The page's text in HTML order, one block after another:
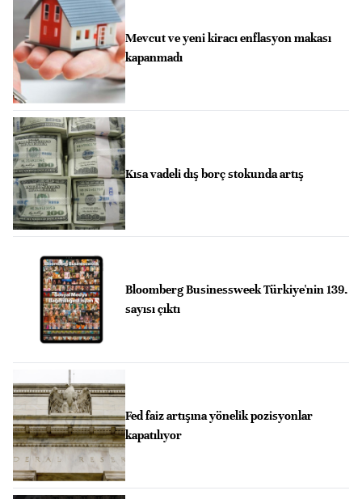
Mevcut ve yeni kiracı enflasyon makası
kapanmadı
Kısa vadeli dış borç stokunda artış
Bloomberg Businessweek Türkiye'nin 139.
sayısı çıktı
Fed faiz artışına yönelik pozisyonlar
kapatılıyor